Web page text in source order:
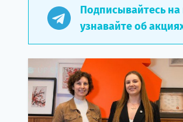
Подписывайтесь
узнавайте об